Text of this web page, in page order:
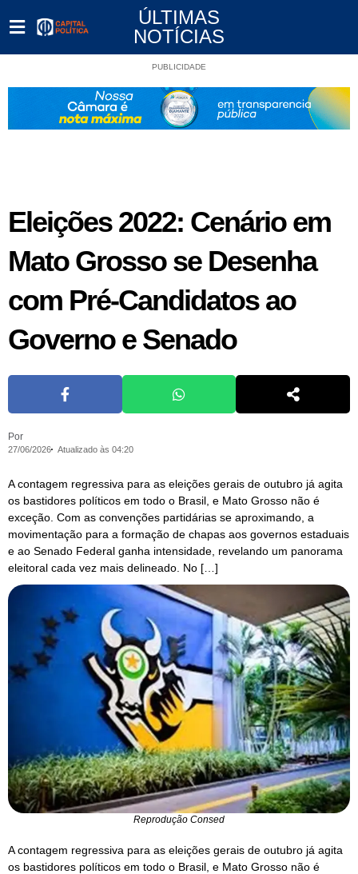
ÚLTIMAS
NOTÍCIAS
PUBLICIDADE
Eleições 2022: Cenário em
Mato Grosso se Desenha
com Pré-Candidatos ao
Governo e Senado
Por
27/06/2026 Atualizado às 04:20
A contagem regressiva para as eleições gerais de outubro já agita
os bastidores políticos em todo o Brasil, e Mato Grosso não é
exceção. Com as convenções partidárias se aproximando, a
movimentação para a formação de chapas aos governos estaduais
e ao Senado Federal ganha intensidade, revelando um panorama
eleitoral cada vez mais delineado. No […]
Reprodução Consed
A contagem regressiva para as eleições gerais de outubro já agita
os bastidores políticos em todo o Brasil, e Mato Grosso não é